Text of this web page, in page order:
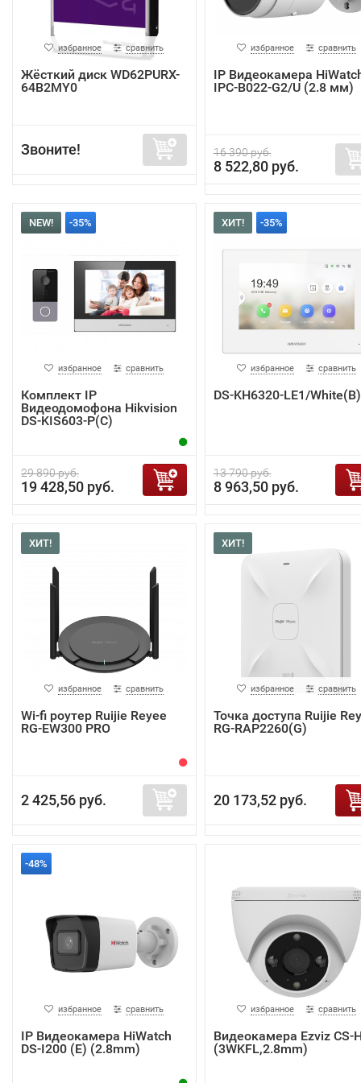
избранное сравнить
Жёсткий диск WD62PURX-
64B2MY0
Звоните!
избранное сравнить
IP Видеокамера
IPC-B022-G2/U (2.8 мм)
16 390 руб.
8 522,80 руб.
NEW! -35%
избранное сравнить
Комплект IP
Видеодомофона Hikvision
DS-KIS603-P(C)
29 890 руб.
19 428,50 руб.
ХИТ! -35%
избранное сравнить
DS-KH6320-LE1/White(B)
13 790 руб.
8 963,50 руб.
ХИТ!
избранное сравнить
Wi-fi роутер Ruijie Reyee
RG-EW300 PRO
2 425,56 руб.
ХИТ!
избранное сравнить
Точка доступа Ruijie
RG-RAP2260(G)
20 173,52 руб.
-48%
избранное сравнить
IP Видеокамера HiWatch
DS-I200 (E) (2.8mm)
избранное сравнить
Видеокамера Ezviz CS-
(3WKFL,2.8mm)